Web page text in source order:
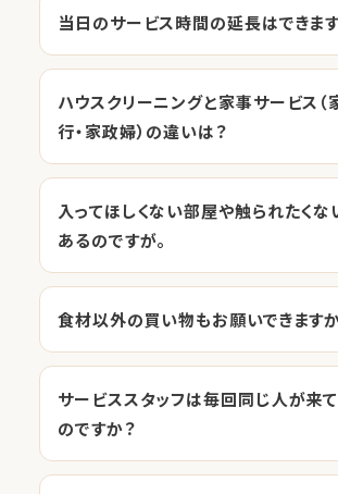
当日のサービス時間の延長はできま
ハウスクリーニングと家事サービス（
行・家政婦）の違いは？
入ってほしくない部屋や触られたく
あるのですが。
食材以外の買い物もお願いできます
サービススタッフは毎回同じ人が来
のですか？